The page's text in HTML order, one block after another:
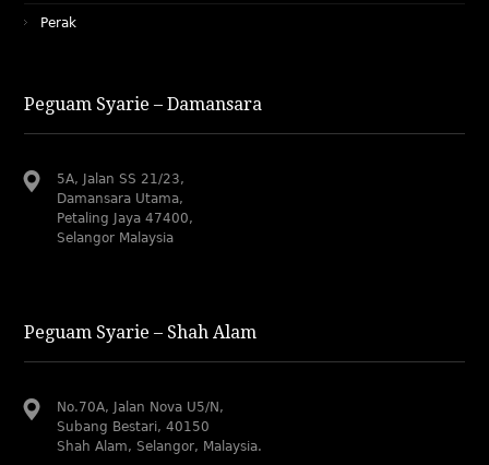
Perak
Peguam Syarie – Damansara
5A, Jalan SS 21/23,
Damansara Utama,
Petaling Jaya 47400,
Selangor Malaysia
Peguam Syarie – Shah Alam
No.70A, Jalan Nova U5/N,
Subang Bestari, 40150
Shah Alam, Selangor, Malaysia.